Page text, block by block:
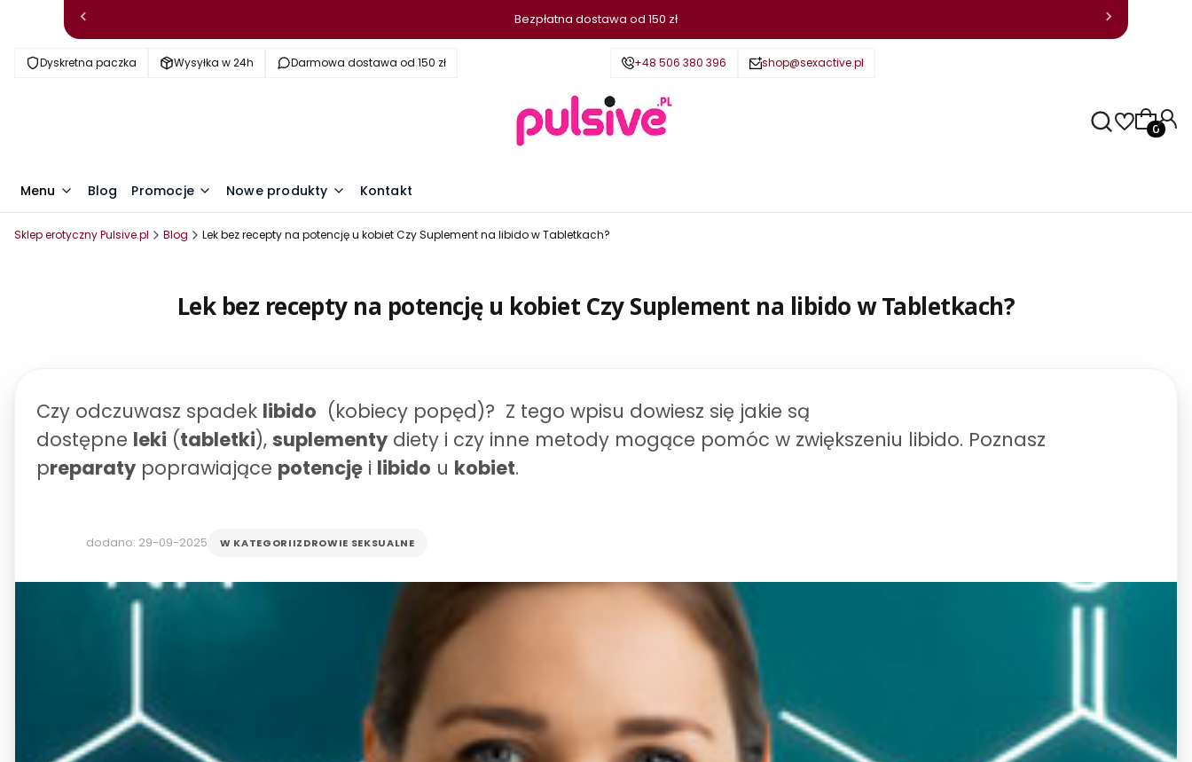
Bezpłatna dostawa od 150 zł
Dyskretna paczka Wysyłka w 24h Darmowa dostawa od 150 zł +48 506 380 396 shop@sexactive.pl
Menu Blog Promocje Nowe produkty Kontakt
Sklep erotyczny Pulsive.pl Blog Lek bez recepty na potencję u kobiet Czy Suplement na libido w Tabletkach?
Lek bez recepty na potencję u kobiet Czy Suplement na libido w Tabletkach?
Czy odczuwasz spadek libido (kobiecy popęd)? Z tego wpisu dowiesz się jakie są
dostępne leki (tabletki), suplementy diety i czy inne metody mogące pomóc w zwiększeniu libido. Poznasz
preparaty poprawiające potencję i libido u kobiet.
dodano: 29-09-2025 W KATEGORIIZDROWIE SEKSUALNE